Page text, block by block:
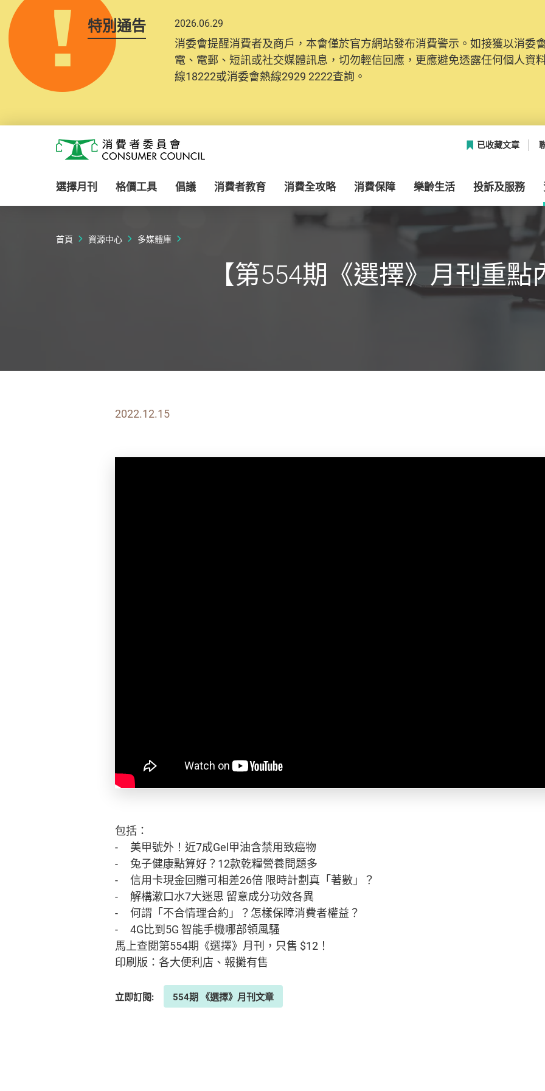
特別通告 2026.06.29
消委會提醒消費者及商戶，本會僅於官方網站發布消費警示。如接獲以消委
電、電郵、短訊或社交媒體訊息，切勿輕信回應，更應避免透露任何個人資
線18222或消委會熱線2929 2222查詢。
消費者委員會
已收藏文章
選擇月刊 格價工具 倡議 消費者教育 消費全攻略 消費保障 樂齡生活 投訴及服務
首頁 資源中心 多媒體庫
【第554期《選擇》月刊重點
2022.12.15
包括：
- 美甲號外！近7成Gel甲油含禁用致癌物
- 兔子健康點算好？12款乾糧營養問題多
- 信用卡現金回贈可相差26倍 限時計劃真「著數」？
- 解構漱口水7大迷思 留意成分功效各異
- 何謂「不合情理合約」？怎樣保障消費者權益？
- 4G比到5G 智能手機哪部領風騷
馬上查閱第554期《選擇》月刊，只售 $12！
印刷版：各大便利店、報攤有售
立即訂閱: 554期 《選擇》月刊文章